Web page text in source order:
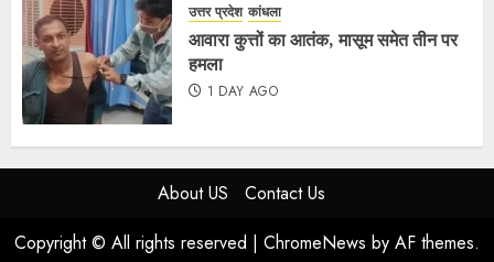
उत्तर प्रदेश कांधला
आवारा कुत्तों का आतंक, मासूम समेत तीन पर
हमला
1 DAY AGO
About US
Contact Us
Copyright © All rights reserved | ChromeNews by AF themes.